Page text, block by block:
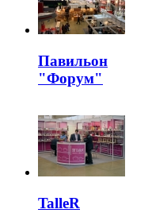
Павильон
"Форум"
TalleR